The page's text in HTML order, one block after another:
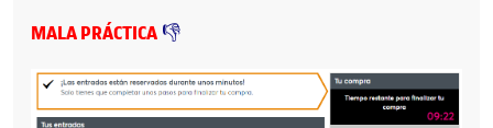
MALA PRÁCTICA 👎